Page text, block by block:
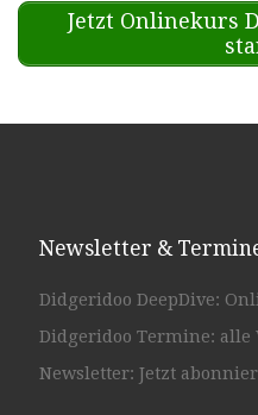
Jetzt Onlinekurs
Newsletter &
Didgeridoo DeepDive:
Didgeridoo Termine: alle
Newsletter: Jetzt